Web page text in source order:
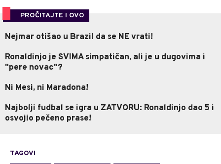
PROČITAJTE I OVO
Nejmar otišao u Brazil da se NE vrati!
Ronaldinjo je SVIMA simpatičan, ali je u dugovima i
"pere novac"?
Ni Mesi, ni Maradona!
Najbolji fudbal se igra u ZATVORU: Ronaldinjo dao 5 i
osvojio pečeno prase!
TAGOVI